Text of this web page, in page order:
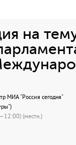
на
МИА "Россия сегодня"
(местн.)